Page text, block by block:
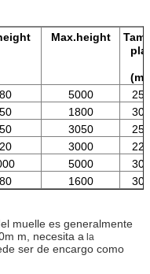
Max.height
5000
1800
3050
3000
5000
1600
muelle es generalmente
m, necesita a la
ser de encargo como